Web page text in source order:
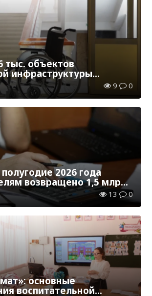
тыс. объектов
инфраструктуры
для лиц с
9 0
2026 года
возвращено 1,5 млрд
13 0
основные
воспитательной